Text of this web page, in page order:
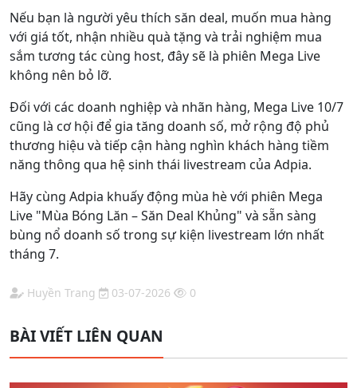
Nếu bạn là người yêu thích săn deal, muốn mua hàng
với giá tốt, nhận nhiều quà tặng và trải nghiệm mua
sắm tương tác cùng host, đây sẽ là phiên Mega Live
không nên bỏ lỡ.
Đối với các doanh nghiệp và nhãn hàng, Mega Live 10/7
cũng là cơ hội để gia tăng doanh số, mở rộng độ phủ
thương hiệu và tiếp cận hàng nghìn khách hàng tiềm
năng thông qua hệ sinh thái livestream của Adpia.
Hãy cùng Adpia khuấy động mùa hè với phiên Mega
Live "Mùa Bóng Lăn – Săn Deal Khủng" và sẵn sàng
bùng nổ doanh số trong sự kiện livestream lớn nhất
tháng 7.
Huyền Trang 03-07-2026 0
BÀI VIẾT LIÊN QUAN